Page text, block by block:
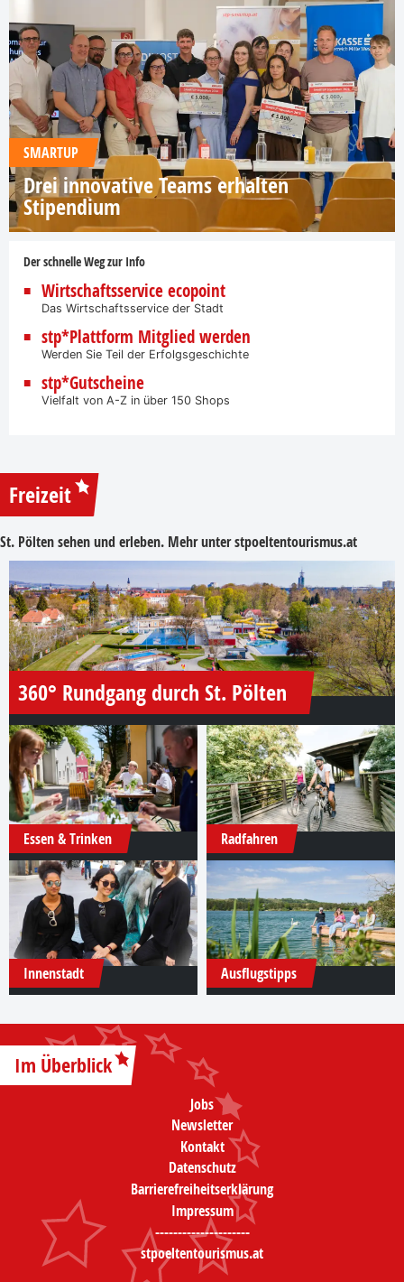
SMARTUP
Drei innovative Teams erhalten
Stipendium
Der schnelle Weg zur Info
Wirtschaftsservice ecopoint
Das Wirtschaftsservice der Stadt
stp*Plattform Mitglied werden
Werden Sie Teil der Erfolgsgeschichte
stp*Gutscheine
Vielfalt von A-Z in über 150 Shops
Freizeit
St. Pölten sehen und erleben. Mehr unterstpoeltentourismus.at
360° Rundgang durch St. Pölten
Essen & Trinken Radfahren
Innenstadt Ausflugstipps
Im Überblick
Jobs
Newsletter
Kontakt
Datenschutz
Barrierefreiheitserklärung
Impressum
---------------------
stpoeltentourismus.at